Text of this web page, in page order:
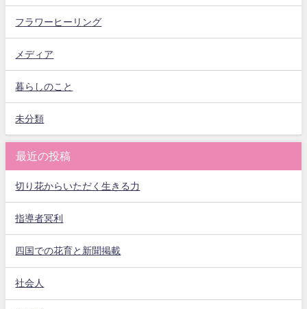
フラワーヒーリング
メディア
暮らしのこと
未分類
最近の投稿
切り花からいただく生きる力
指導者冥利
四国での花育と新聞掲載
社会人